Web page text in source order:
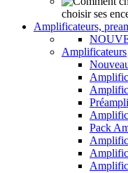
choisir ses
Amplificateurs,
Amplificateurs
Pack